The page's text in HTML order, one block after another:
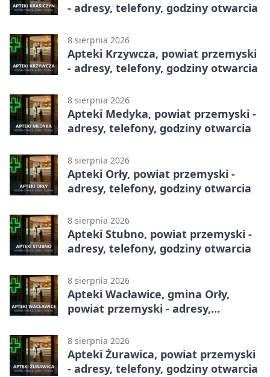
- adresy, telefony, godziny otwarcia
8 sierpnia 2026
Apteki Krzywcza, powiat przemyski
- adresy, telefony, godziny otwarcia
8 sierpnia 2026
Apteki Medyka, powiat przemyski -
adresy, telefony, godziny otwarcia
8 sierpnia 2026
Apteki Orły, powiat przemyski -
adresy, telefony, godziny otwarcia
8 sierpnia 2026
Apteki Stubno, powiat przemyski -
adresy, telefony, godziny otwarcia
8 sierpnia 2026
Apteki Wacławice, gmina Orły,
powiat przemyski - adresy,
8 sierpnia 2026
Apteki Żurawica, powiat przemyski
- adresy, telefony, godziny otwarcia